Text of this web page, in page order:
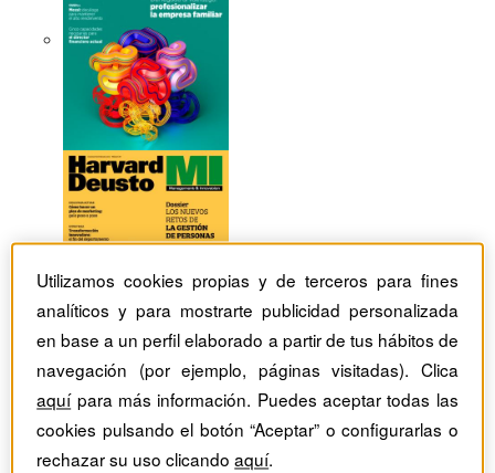
Revistas Harvard Deusto
Utilizamos cookies propias y de terceros para fines
analíticos y para mostrarte publicidad personalizada
en base a un perfil elaborado a partir de tus hábitos de
navegación (por ejemplo, páginas visitadas). Clica
aquípara más información. Puedes aceptar todas las
cookies pulsando el botón “Aceptar” o configurarlas o
rechazar su uso clicandoaquí.